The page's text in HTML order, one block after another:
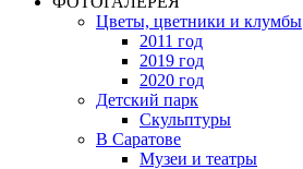
Цветы, цветники и клумбы
2011 год
2019 год
2020 год
Детский парк
Скульптуры
В Саратове
Музеи и театры